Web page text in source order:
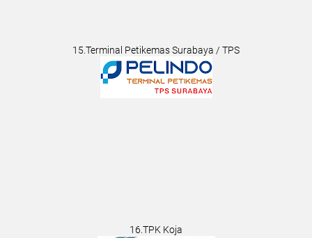
15.Terminal Petikemas Surabaya / TPS
16.TPK Koja